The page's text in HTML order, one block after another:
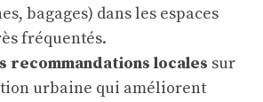
bagages) dans les espaces
fréquentés.
recommandations locales sur
urbaine qui améliorent